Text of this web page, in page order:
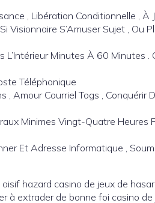
, Libération Conditionnelle ,
Visionnaire S’Amuser Sujet , Ou
Minutes À 60 Minutes
Téléphonique
, Amour Courriel Togs , Conquérir
Minimes Vingt-Quatre Heures
Et Adresse Informatique ,
hazard casino de jeux de
extrader de bonne foi casino